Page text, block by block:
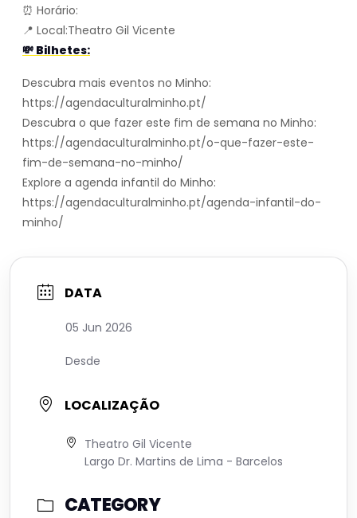
⏰ Horário:
📍 Local:Theatro Gil Vicente
💸 Bilhetes:
Descubra mais eventos no Minho:
https://agendaculturalminho.pt/
Descubra o que fazer este fim de semana no Minho:
https://agendaculturalminho.pt/o-que-fazer-este-
fim-de-semana-no-minho/
Explore a agenda infantil do Minho:
https://agendaculturalminho.pt/agenda-infantil-do-
minho/
DATA
05 Jun 2026
Desde
LOCALIZAÇÃO
Theatro Gil Vicente
Largo Dr. Martins de Lima - Barcelos
CATEGORY